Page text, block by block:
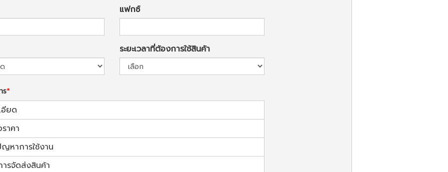
แฟกซ์
ระยะเวลาที่ต้องการใช้สินค้า
ร
อียด
ราคา
หาการใช้งาน
รจัดส่งสินค้า